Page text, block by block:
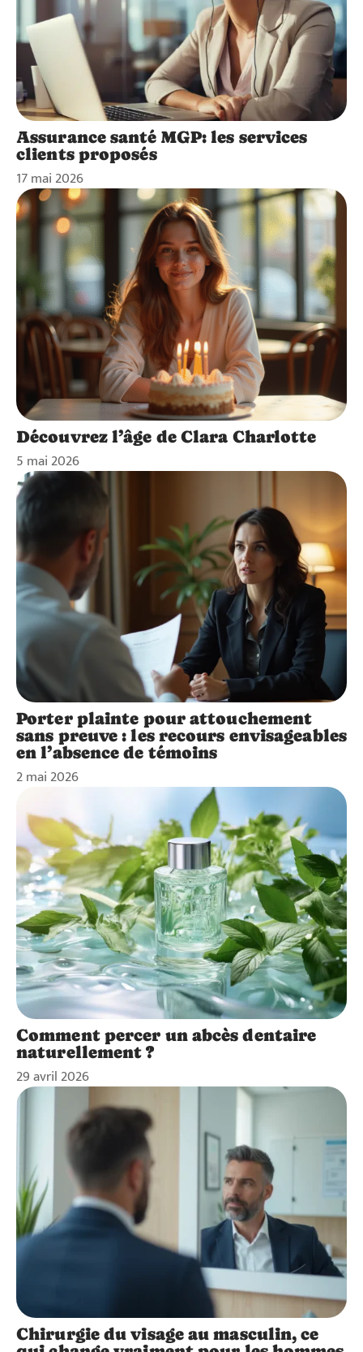
Assurance santé MGP: les services
clients proposés
17 mai 2026
Découvrez l’âge de Clara Charlotte
5 mai 2026
Porter plainte pour attouchement
sans preuve : les recours envisageables
en l’absence de témoins
2 mai 2026
Comment percer un abcès dentaire
naturellement ?
29 avril 2026
Chirurgie du visage au masculin, ce